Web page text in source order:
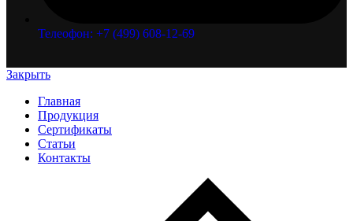
Телеофон: +7 (499) 608-12-69
Закрыть
Главная
Продукция
Сертификаты
Статьи
Контакты